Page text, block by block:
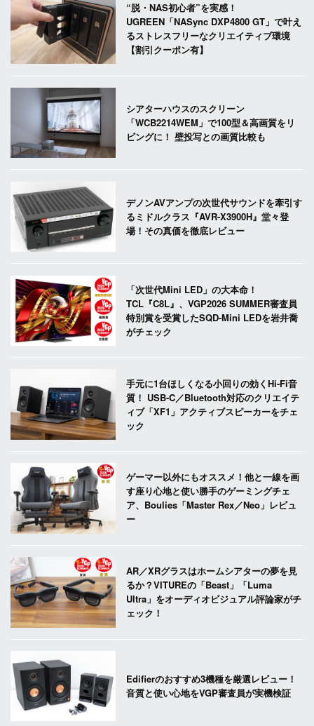
“脱・NAS初心者”を実感！
UGREEN「NASync DXP4800 GT」で叶え
るストレスフリーなクリエイティブ環境
【割引クーポン有】
シアターハウスのスクリーン
「WCB2214WEM」で100型＆高画質をリ
ビングに！ 壁投写との画質比較も
デノンAVアンプの次世代サウンドを牽引す
るミドルクラス『AVR-X3900H』堂々登
場！その真価を徹底レビュー
「次世代Mini LED」の大本命！
TCL『C8L』、VGP2026 SUMMER審査員
特別賞を受賞したSQD-Mini LEDを岩井喬
がチェック
手元に1台ほしくなる小回りの効くHi-Fi音
質！ USB-C／Bluetooth対応のクリエイテ
ィブ「XF1」アクティブスピーカーをチェ
ック
ゲーマー以外にもオススメ！他と一線を画
す座り心地と使い勝手のゲーミングチェ
ア、Boulies「Master Rex／Neo」レビュ
ー
AR／XRグラスはホームシアターの夢を見
るか？VITUREの「Beast」「Luma
Ultra」をオーディオビジュアル評論家がチ
ェック！
Edifierのおすすめ3機種を厳選レビュー！
音質と使い心地をVGP審査員が実機検証